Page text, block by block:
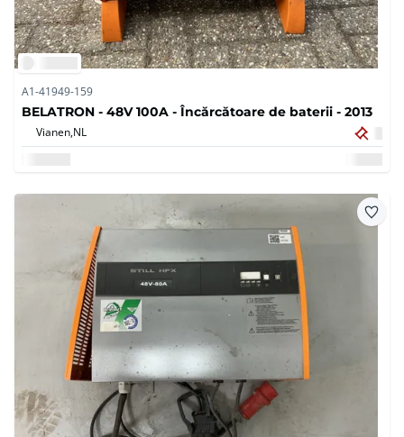
A1-41949-159
BELATRON - 48V 100A - Încărcătoare de baterii - 2013
Vianen,NL